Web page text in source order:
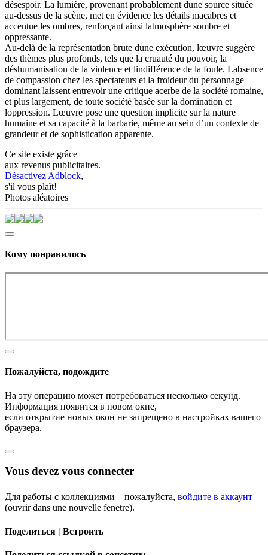
désespoir. La lumière, provenant probablement dune source située
au-dessus de la scène, met en évidence les détails macabres et
accentue les ombres, renforçant ainsi latmosphère sombre et
oppressante.
Au-delà de la représentation brute dune exécution, lœuvre suggère
des thèmes plus profonds, tels que la cruauté du pouvoir, la
déshumanisation de la violence et lindifférence de la foule. Labsence
de compassion chez les spectateurs et la froideur du personnage
dominant laissent entrevoir une critique acerbe de la société romaine,
et plus largement, de toute société basée sur la domination et
loppression. Lœuvre pose une question implicite sur la nature
humaine et sa capacité à la barbarie, même au sein d’un contexte de
grandeur et de sophistication apparente.
Ce site existe grâce
aux revenus publicitaires.
Désactivez Adblock,
s'il vous plaît!
Photos aléatoires
Кому понравилось
Пожалуйста, подождите
На эту операцию может потребоваться несколько секунд.
Информация появится в новом окне,
если открытие новых окон не запрещено в настройках вашего
браузера.
Vous devez vous connecter
Для работы с коллекциями – пожалуйста, войдите в аккаунт
(ouvrir dans une nouvelle fenetre).
Поделиться | Встроить